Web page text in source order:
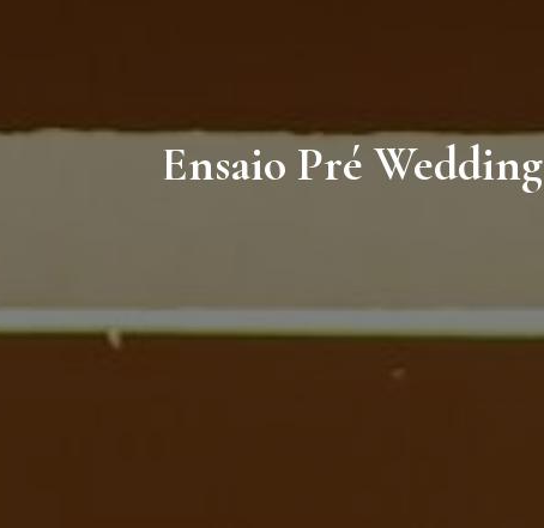
Ensaio Pré Wedding